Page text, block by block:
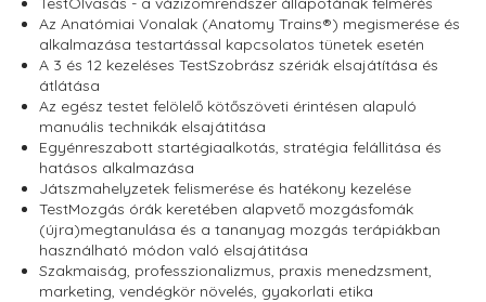
Az Anatómiai Vonalak (Anatomy Trains®) megismerése és
alkalmazása testartással kapcsolatos tünetek esetén
A 3 és 12 kezeléses TestSzobrász szériák elsajátítása és
átlátása
Az egész testet felölelő kötőszöveti érintésen alapuló
manuális technikák elsajátitása
Egyénreszabott startégiaalkotás, stratégia felállitása és
hatásos alkalmazása
Játszmahelyzetek felismerése és hatékony kezelése
TestMozgás órák keretében alapvető mozgásfomák
(újra)megtanulása és a tananyag mozgás terápiákban
használható módon való elsajátitása
Szakmaiság, professzionalizmus, praxis menedzsment,
marketing, vendégkör növelés, gyakorlati etika